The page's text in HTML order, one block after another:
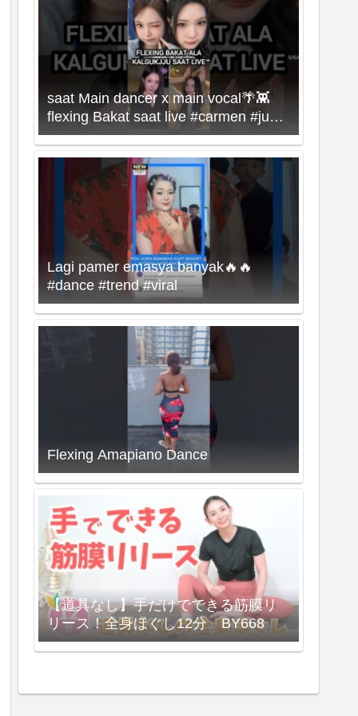
saat Main dancer x main vocal🌴👾
flexing Bakat saat live #carmen #juun
#hearts2hearts #kpop
Lagi pamer emasya banyak🔥🔥
#dance #trend #viral
Flexing Amapiano Dance
【道具なし】手だけでできる筋膜リ
リース！全身ほぐし12分 BY668